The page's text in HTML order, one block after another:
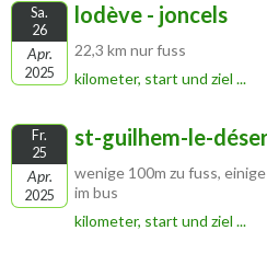
Sa.
26
Apr.
2025
lodève - joncels
22,3 km nur fuss
kilometer, start und ziel ...
Fr.
25
Apr.
2025
st-guilhem-le-
wenige 100m zu fuss,
im bus
kilometer, start und ziel ...